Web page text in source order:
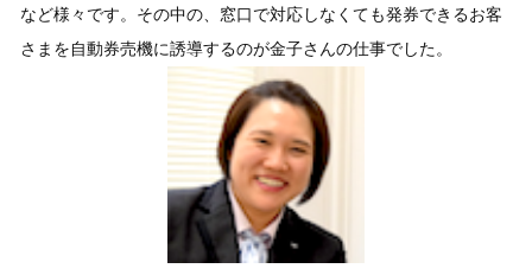
など様々です。その中の、窓口で対応しなくても発券できるお客
さまを自動券売機に誘導するのが金子さんの仕事でした。